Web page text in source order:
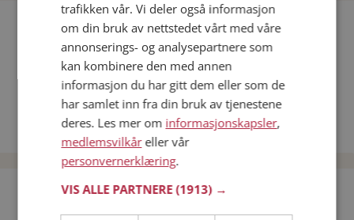
Fler single
Andre single fra Halden
Menn fra Halden
Date kvinner i Norge
Date menn i Norge
Bli medlem gratis!
trafikken vår. Vi deler også informasjon
om din bruk av nettstedet vårt med våre
annonserings- og analysepartnere som
kan kombinere den med annen
informasjon du har gitt dem eller som de
har samlet inn fra din bruk av tjenestene
deres. Les mer om informasjonskapsler,
medlemsvilkåreller vår
personvernerklæring.
VIS ALLE PARTNERE(1913) →